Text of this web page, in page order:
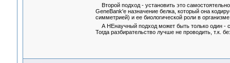
Второй подход - установить это
GeneBank'е назначение белка, который она
симметрией) и ее биологической роли в
А НЕнаучный подход может быть только один -
Тогда разбирательство лучше не проводить, т.к.